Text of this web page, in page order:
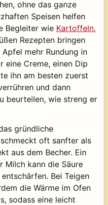
ohne das ganze
Speisen helfen
Begleiter wie Kartoffeln,
Rezepten bringen
mehr Rundung in
eine Creme, einen Dip
ihn am besten zuerst
und dann
beurteilen, wie streng er
gründliche
oft sanfter als
aus dem Becher. Ein
Milch kann die Säure
Bei Teigen
die Wärme im Ofen
sodass eine leicht